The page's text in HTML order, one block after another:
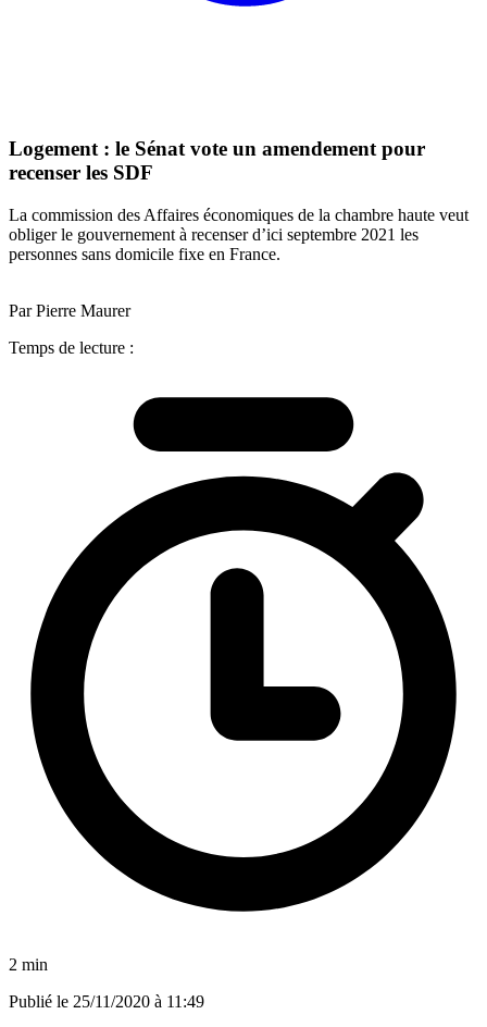
Logement : le Sénat vote un amendement pour
recenser les SDF
La commission des Affaires économiques de la chambre haute veut
obliger le gouvernement à recenser d’ici septembre 2021 les
personnes sans domicile fixe en France.
Par Pierre Maurer
Temps de lecture :
2 min
Publié le 25/11/2020 à 11:49